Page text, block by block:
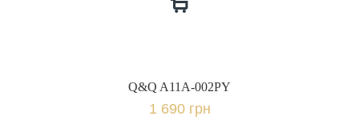
Q&Q A11A-002PY
1 690 грн